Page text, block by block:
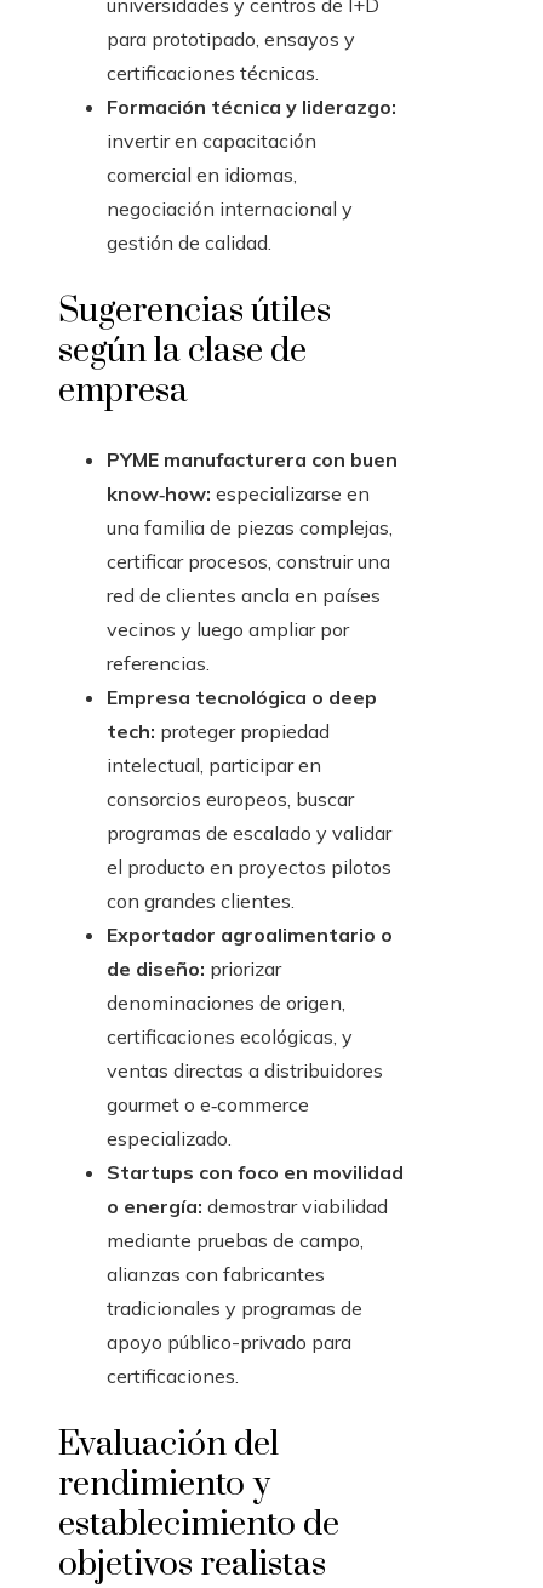
universidades y centros de I+D
para prototipado, ensayos y
certificaciones técnicas.
Formación técnica y liderazgo:
invertir en capacitación
comercial en idiomas,
negociación internacional y
gestión de calidad.
Sugerencias útiles
según la clase de
empresa
PYME manufacturera con buen
know‑how: especializarse en
una familia de piezas complejas,
certificar procesos, construir una
red de clientes ancla en países
vecinos y luego ampliar por
referencias.
Empresa tecnológica o deep
tech: proteger propiedad
intelectual, participar en
consorcios europeos, buscar
programas de escalado y validar
el producto en proyectos pilotos
con grandes clientes.
Exportador agroalimentario o
de diseño: priorizar
denominaciones de origen,
certificaciones ecológicas, y
ventas directas a distribuidores
gourmet o e‑commerce
especializado.
Startups con foco en movilidad
o energía: demostrar viabilidad
mediante pruebas de campo,
alianzas con fabricantes
tradicionales y programas de
apoyo público-privado para
certificaciones.
Evaluación del
rendimiento y
establecimiento de
objetivos realistas